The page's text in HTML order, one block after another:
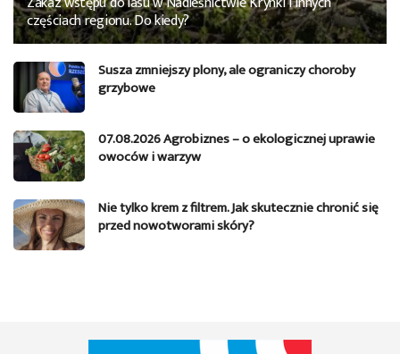
częściach regionu. Do kiedy?
Susza zmniejszy plony, ale ograniczy choroby
grzybowe
07.08.2026 Agrobiznes – o ekologicznej uprawie
owoców i warzyw
Nie tylko krem z filtrem. Jak skutecznie chronić się
przed nowotworami skóry?